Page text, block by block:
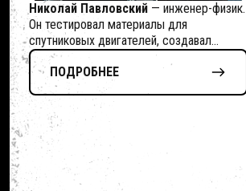
Николай Павловский — инженер-физик.
Он тестировал материалы для
спутниковых двигателей, создавал
титановую табличку для установки на
шельфе Северного Ледовитого океана и
управлял серверными нагрузками свыше
1 миллиона посещений в день. Короче
говоря — он знает своё дело. Его
образование, подготовка и опыт делают
его идеальным кандидатом для любых
инженерных проектов, требующих
глубокого понимания физических
ПОДРОБНЕЕ